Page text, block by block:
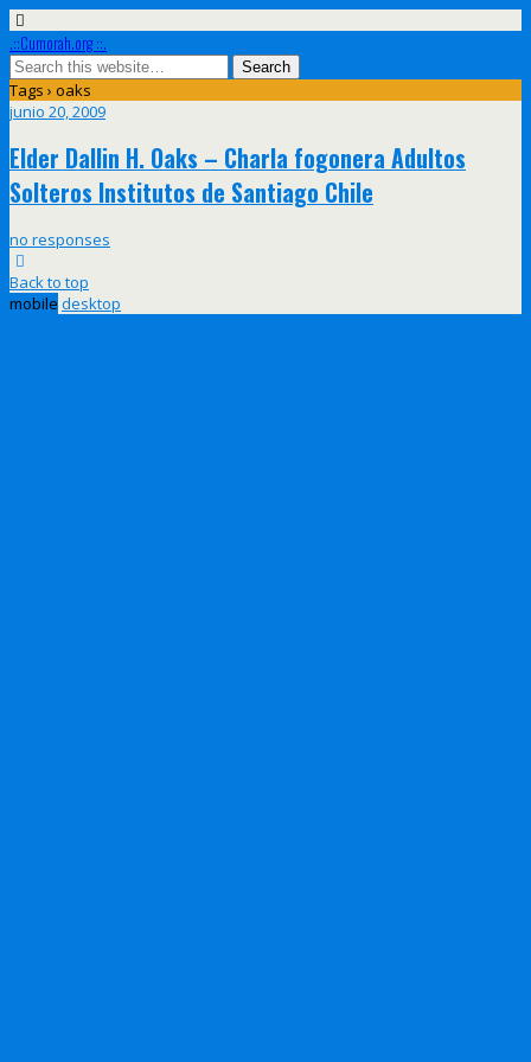
.::Cumorah.org ::.
Tags › oaks
junio 20, 2009
Elder Dallin H. Oaks – Charla fogonera Adultos
Solteros Institutos de Santiago Chile
no responses
Back to top
mobile desktop